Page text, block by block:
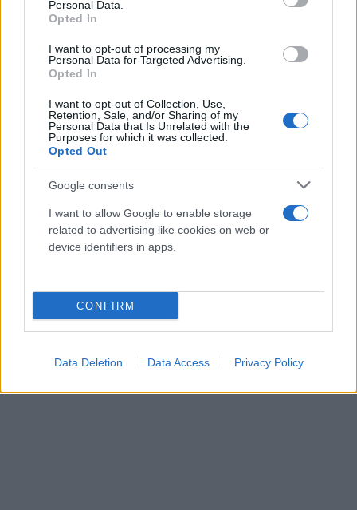
Personal Data.
Opted In
I want to opt-out of processing my
Personal Data for Targeted Advertising.
Opted In
I want to opt-out of Collection, Use,
Retention, Sale, and/or Sharing of my
Personal Data that Is Unrelated with the
Purposes for which it was collected.
Opted Out
Google consents
I want to allow Google to enable storage
related to advertising like cookies on web or
device identifiers in apps.
CONFIRM
Data Deletion Data Access Privacy Policy
Έσκασε η μεγάλη «βόμβα»: Στην Τραμπζονσπόρ
επίσημα ο Μοχάμεντ Σαλάχ με 17 εκατ. ευρώ το
χρόνο